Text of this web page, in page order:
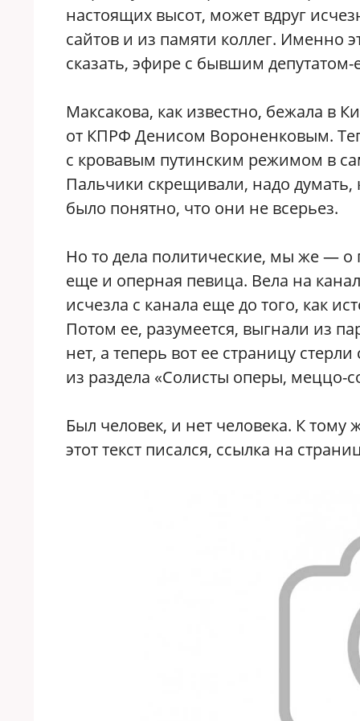
настоящих высот, может вдруг
сайтов и из памяти коллег. Именно
сказать, эфире с бывшим
Максакова, как известно, бежала в
от КПРФ Денисом Вороненковым.
с кровавым путинским режимом в
Пальчики скрещивали, надо
было понятно, что они не всерьез.
Но то дела политические, мы же — о
еще и оперная певица. Вела на
исчезла с канала еще до того, как
Потом ее, разумеется, выгнали из
нет, а теперь вот ее страницу
из раздела «Солисты оперы, меццо-
Был человек, и нет человека. К
этот текст писался, ссылка на